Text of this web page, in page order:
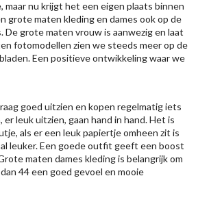
maar nu krijgt het een eigen plaats binnen
grote maten kleding en dames ook op de
grote maten vrouw is aanwezig en laat
fotomodellen zien we steeds meer op de
Een positieve ontwikkeling waar we
goed uitzien en kopen regelmatig iets
er leuk uitzien, gaan hand in hand. Het is
als er een leuk papiertje omheen zit is
leuker. Een goede outfit geeft een boost
maten dames kleding is belangrijk om
44 een goed gevoel en mooie